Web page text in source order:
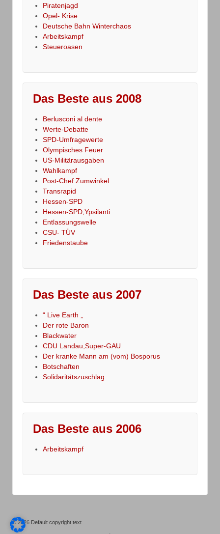
Piratenjagd
Opel- Krise
Deutsche Bahn Winterchaos
Arbeitskampf
Steueroasen
Das Beste aus 2008
Berlusconi al dente
Werte-Debatte
SPD-Umfragewerte
Olympisches Feuer
US-Militärausgaben
Wahlkampf
Post-Chef Zumwinkel
Transrapid
Hessen-SPD
Hessen-SPD,Ypsilanti
Entlassungswelle
CSU- TÜV
Friedenstaube
Das Beste aus 2007
“ Live Earth „
Der rote Baron
Blackwater
CDU Landau,Super-GAU
Der kranke Mann am (vom) Bosporus
Botschaften
Solidaritätszuschlag
Das Beste aus 2006
Arbeitskampf
© 2026 Default copyright text